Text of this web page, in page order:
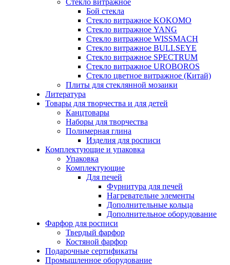
Стекло витражное
Бой стекла
Стекло витражное KOKOMO
Стекло витражное YANG
Стекло витражное WISSMACH
Стекло витражное BULLSEYE
Стекло витражное SPECTRUM
Стекло витражное UROBOROS
Стекло цветное витражное (Китай)
Плиты для стеклянной мозаики
Литература
Товары для творчества и для детей
Канцтовары
Наборы для творчества
Полимерная глина
Изделия для росписи
Комплектующие и упаковка
Упаковка
Комплектующие
Для печей
Фурнитура для печей
Нагревательне элементы
Дополнительные кольца
Дополнительное оборудование
Фарфор для росписи
Твердый фарфор
Костяной фарфор
Подарочные сертификаты
Промышленное оборудование